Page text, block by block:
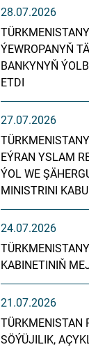
28.07.2026
ÝEWROPANYŇ
BANKYNYŇ
ETDI
27.07.2026
EÝRAN YSLAM
ÝOL WE
MINISTRINI
24.07.2026
KABINETINIŇ
21.07.2026
TÜRKMENISTAN
SÖÝÜJILIK,